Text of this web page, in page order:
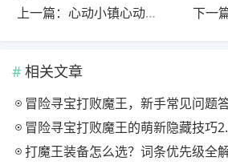
上一篇：心动小镇心动小镇 沙滩乐园季返场推测 沙雕家具图纸
相关文章
冒险寻宝打败魔王，新手常见问题
冒险寻宝打败魔王的萌新隐藏技巧
打魔王装备怎么选？词条优先级全